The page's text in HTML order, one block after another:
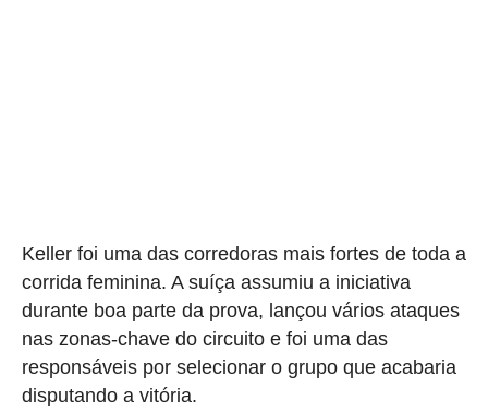
Keller foi uma das corredoras mais fortes de toda a
corrida feminina. A suíça assumiu a iniciativa
durante boa parte da prova, lançou vários ataques
nas zonas-chave do circuito e foi uma das
responsáveis por selecionar o grupo que acabaria
disputando a vitória.